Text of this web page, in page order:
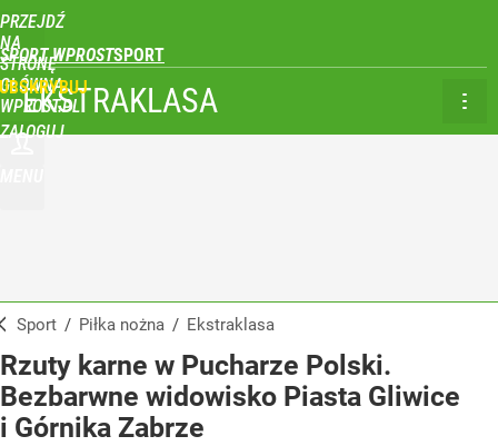
PRZEJDŹ
NA
STRONĘ
GŁÓWNĄ
WPROST.PL
SPORT WPROST
ZALOGUJ
EKSTRAKLASA
Sport / Piłka nożna / Ekstraklasa
Rzuty karne w Pucharze Polski.
Bezbarwne widowisko Piasta Gliwice
i Górnika Zabrze